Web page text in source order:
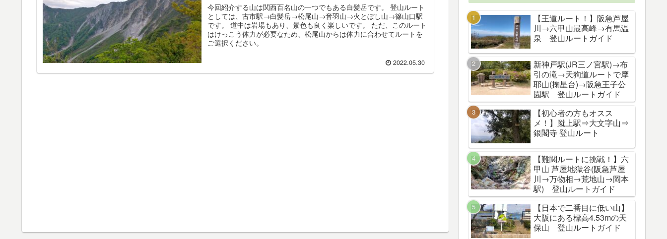
今回紹介する山は関西百名山の一つでもある白髪岳です。 登山ルート
としては、古市駅→白髪岳→松尾山→音羽山→火とぼし山→篠山口駅
です。 道中は岩場もあり、景色も良く楽しいです。 ただ、このルート
はけっこう体力が必要なため、松尾山からは体力に合わせてルートを
ご選択ください。
2022.05.30
【王道ルート！】阪急芦屋
川→六甲山最高峰→有馬温
泉 登山ルートガイド
新神戸駅(JR三ノ宮駅)→布
引の滝→天狗道ルートで摩
耶山(掬星台)→阪急王子公
園駅 登山ルートガイド
【初心者の方もオスス
メ！】蹴上駅⇒大文字山⇒
銀閣寺 登山ルート
【難関ルートに挑戦！】六
甲山 芦屋地獄谷(阪急芦屋
川→万物相→荒地山→岡本
駅) 登山ルートガイド
【日本で二番目に低い山】
大阪にある標高4.53mの天
保山 登山ルートガイド